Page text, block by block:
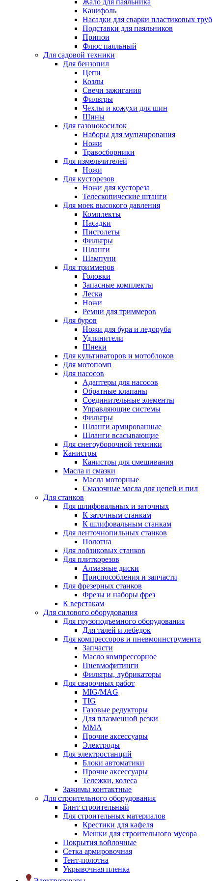
Жало для паяльника
Канифоль
Насадки для сварки пластиковых труб
Подставки для паяльников
Припои
Флюс паяльный
Для садовой техники
Для бензопил
Цепи
Козлы
Свечи зажигания
Фильтры
Чехлы и кожухи для шин
Шины
Для газонокосилок
Наборы для мульчирования
Ножи
Травосборники
Для измельчителей
Ножи
Для кусторезов
Ножи для кустореза
Телескопические штанги
Для моек высокого давления
Комплекты
Насадки
Пистолеты
Фильтры
Шланги
Шампуни
Для триммеров
Головки
Запасные комплекты
Леска
Ножи
Ремни для триммеров
Для буров
Ножи для бура и ледоруба
Удлинители
Шнеки
Для культиваторов и мотоблоков
Для мотопомп
Для насосов
Адаптеры для насосов
Обратные клапаны
Соединительные элементы
Управляющие системы
Фильтры
Шланги армированные
Шланги всасывающие
Для снегоуборочной техники
Канистры
Канистры для смешивания
Масла и смазки
Масла моторные
Смазочные масла для цепей и пил
Для станков
Для шлифовальных и заточных
К заточным станкам
К шлифовальным станкам
Для ленточнопильных станков
Полотна
Для лобзиковых станков
Для плиткорезов
Алмазные диски
Приспособления и запчасти
Для фрезерных станков
Фрезы и наборы фрез
К верстакам
Для силового оборудования
Для грузоподъемного оборудования
Для талей и лебедок
Для компрессоров и пневмоинструмента
Запчасти
Масло компрессорное
Пневмофитинги
Фильтры, лубрикаторы
Для сварочных работ
MIG/MAG
TIG
Газовые редукторы
Для плазменной резки
ММА
Прочие аксессуары
Электроды
Для электростанций
Блоки автоматики
Прочие аксессуары
Тележки, колеса
Зажимы контактные
Для строительного оборудования
Бинт строительный
Для строительных материалов
Крестики для кафеля
Мешки для строительного мусора
Покрытия войлочные
Сетка армировочная
Тент-полотна
Укрывочная пленка